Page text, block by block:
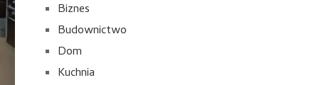
Biznes
Budownictwo
Dom
Kuchnia